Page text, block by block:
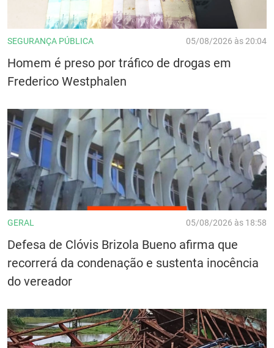
SEGURANÇA PÚBLICA 05/08/2026 às 20:04
Homem é preso por tráfico de drogas em
Frederico Westphalen
GERAL 05/08/2026 às 18:58
Defesa de Clóvis Brizola Bueno afirma que
recorrerá da condenação e sustenta inocência
do vereador